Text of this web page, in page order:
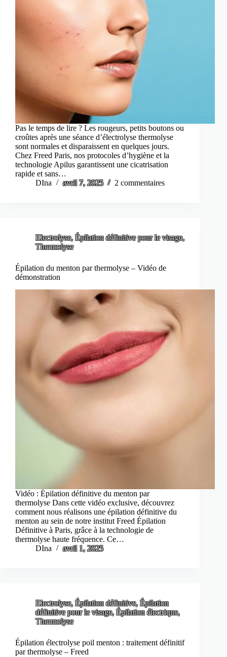
Pas le temps de lire ? Les rougeurs, petits boutons ou
croûtes après une séance d’électrolyse thermolyse
sont normales et disparaissent en quelques jours.
Chez Freed Paris, nos protocoles d’hygiène et la
technologie Apilus garantissent une cicatrisation
rapide et sans…
DIna
avril 7, 2025 2 commentaires
Electrolyse,Épilation définitive pour le visage,
Thermolyse
Épilation du menton par thermolyse – Vidéo de
démonstration
Vidéo : Épilation définitive du menton par
thermolyse Dans cette vidéo exclusive, découvrez
comment nous réalisons une épilation définitive du
menton au sein de notre institut Freed Épilation
Définitive à Paris, grâce à la technologie de
thermolyse haute fréquence. Ce…
DIna
avril 1, 2025
Electrolyse,Épilation définitive,Épilation
définitive pour le visage,Épilation électrique,
Thermolyse
Épilation électrolyse poil menton : traitement définitif
par thermolyse – Freed